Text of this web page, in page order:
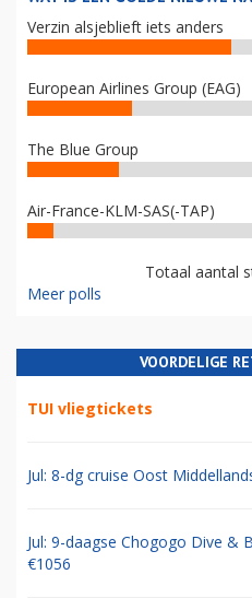
Verzin alsjeblieft iets anders
European Airlines Group (EAG)
The Blue Group
Air-France-KLM-SAS(-TAP)
Totaal aantal
Meer polls
VOORDELIGE
TUI vliegtickets
Jul: 8-dg cruise Oost
Jul: 9-daagse Chogogo Dive &
€1056